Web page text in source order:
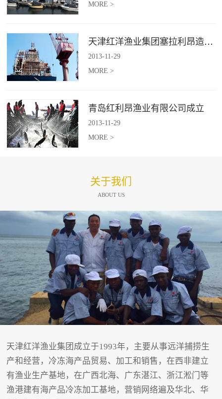
MORE >
天津红洋渔业集团塞拉利昂造船项目
2013-11-29
MORE >
青岛红利昂渔业有限公司成立
2013-11-29
MORE >
关于我们
ABOUT US
天津红洋渔业集团成立于1993年，主要从事远洋捕捞生
产和经营，冷冻海产品贸易、加工和销售，在西非建立
有渔业生产基地，在广西北海、广东湛江、浙江淞门等
渔港建有海产品冷冻加工基地，营销网络遍及华北、华